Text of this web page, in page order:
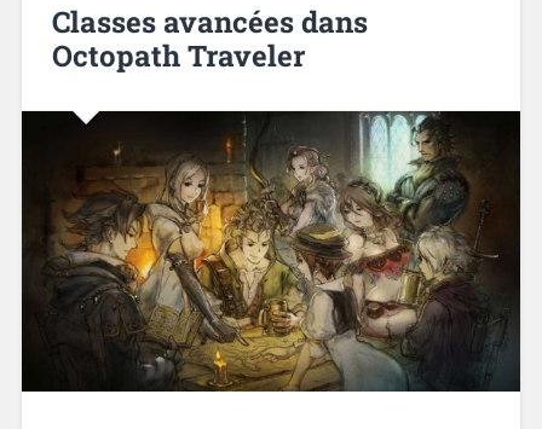
Classes avancées dans
Octopath Traveler